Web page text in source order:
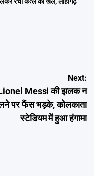
रचा कत्ल का खेल, लोहागढ़
Next:
Messi की झलक न
पर फैंस भड़के, कोलकाता
स्टेडियम में हुआ हंगामा